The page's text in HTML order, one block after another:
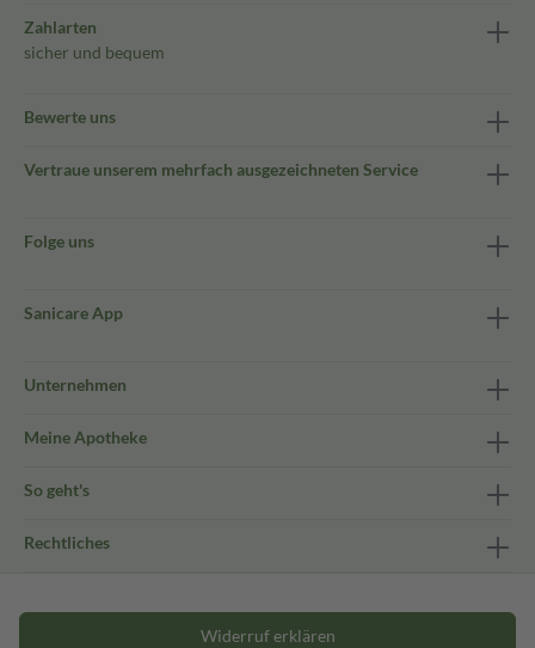
Zahlarten
sicher und bequem
Bewerte uns
Vertraue unserem mehrfach ausgezeichneten Service
Folge uns
Sanicare App
Unternehmen
Meine Apotheke
So geht's
Rechtliches
Widerruf erklären